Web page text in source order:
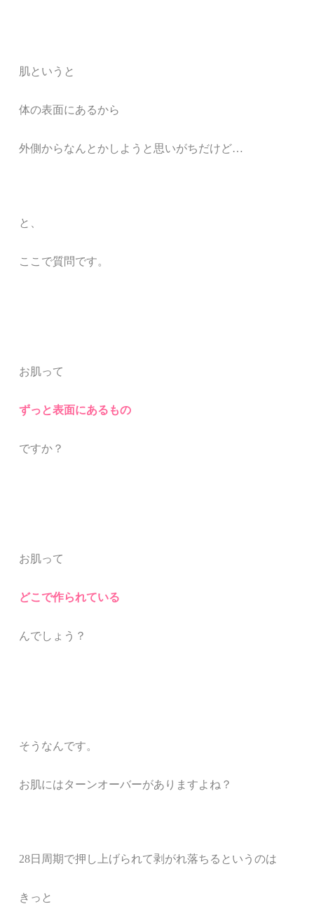
肌というと
体の表面にあるから
外側からなんとかしようと思いがちだけど…
と、
ここで質問です。
お肌って
ずっと表面にあるもの
ですか？
お肌って
どこで作られている
んでしょう？
そうなんです。
お肌にはターンオーバーがありますよね？
28日周期で押し上げられて剥がれ落ちるというのは
きっと